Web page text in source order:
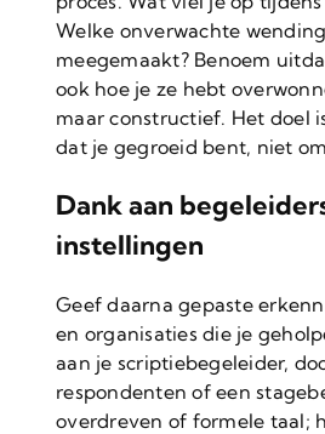
Welke onverwachte
meegemaakt? Benoem
ook hoe je ze hebt
maar constructief. Het doel
dat je gegroeid bent, niet
Dank aan
instellingen
Geef daarna gepaste
en organisaties die je
aan je scriptiebegeleider,
respondenten of een
overdreven of formele taal;